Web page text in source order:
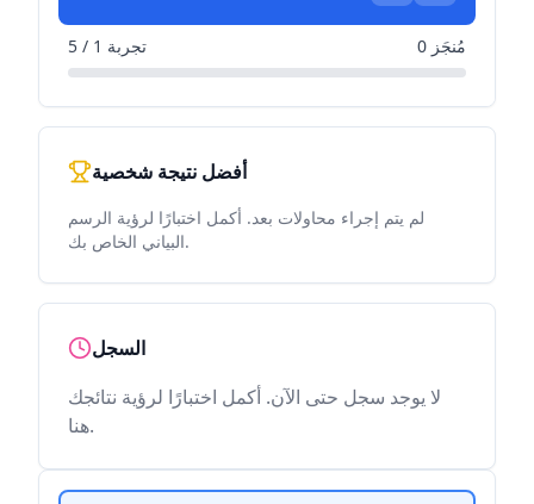
تجربة 1 / 5 0 مُنجَز
أفضل نتيجة شخصية
لم يتم إجراء محاولات بعد. أكمل اختبارًا لرؤية الرسم
البياني الخاص بك.
السجل
لا يوجد سجل حتى الآن. أكمل اختبارًا لرؤية نتائجك
هنا.